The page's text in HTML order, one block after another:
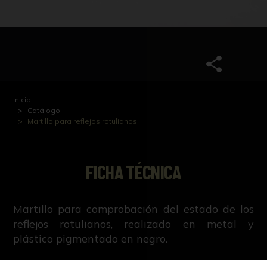
Inicio
Catálogo
Martillo para reflejos rotulianos
FICHA TÉCNICA
Martillo para comprobación del estado de los
reflejos rotulianos, realizado en metal y
plástico pigmentado en negro.